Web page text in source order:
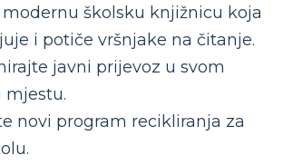
školsku knjižnicu koja
i potiče vršnjake na čitanje.
javni prijevoz u svom
mjestu.
novi program recikliranja za